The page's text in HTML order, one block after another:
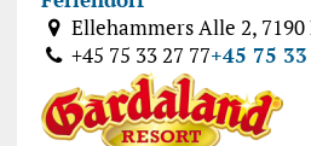
Ellehammers Alle 2,
+45 75 33 27 77+45 75